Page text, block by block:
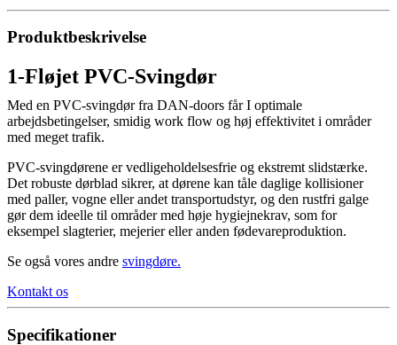
Produktbeskrivelse
1-Fløjet PVC-Svingdør
Med en PVC-svingdør fra DAN-doors får I optimale
arbejdsbetingelser, smidig work flow og høj effektivitet i områder
med meget trafik.
PVC-svingdørene er vedligeholdelsesfrie og ekstremt slidstærke.
Det robuste dørblad sikrer, at dørene kan tåle daglige kollisioner
med paller, vogne eller andet transportudstyr, og den rustfri galge
gør dem ideelle til områder med høje hygiejnekrav, som for
eksempel slagterier, mejerier eller anden fødevareproduktion.
Se også vores andre svingdøre.
Kontakt os
Specifikationer